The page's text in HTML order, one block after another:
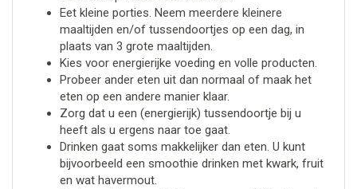
Eet kleine porties. Neem meerdere kleinere
maaltijden en/of tussendoortjes op een dag, in
plaats van 3 grote maaltijden.
Kies voor energierijke voeding en volle producten.
Probeer ander eten uit dan normaal of maak het
eten op een andere manier klaar.
Zorg dat u een (energierijk) tussendoortje bij u
heeft als u ergens naar toe gaat.
Drinken gaat soms makkelijker dan eten. U kunt
bijvoorbeeld een smoothie drinken met kwark, fruit
en wat havermout.